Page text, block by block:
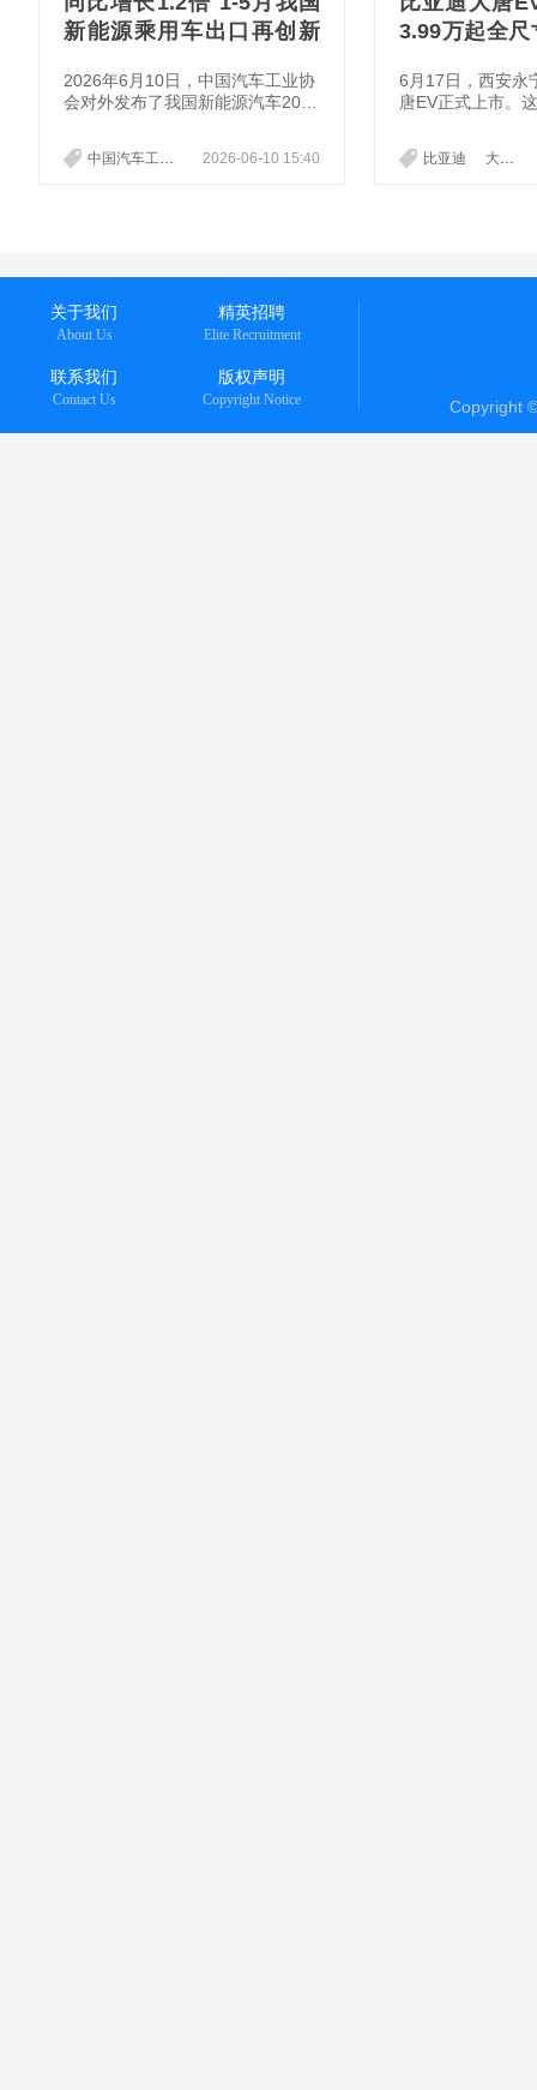
新能源乘用车出口再创新
2026年6月10日，中国汽车工业协
会对外发布了我国新能源汽车2026
新数据。其中，2026年5月，我国
新能源汽车产销分别完成155.4万
80.2万辆，同比分别增长2.5%和3.
2026-06-10 15:40
中国汽车工业协会 新能源汽车 产销最新数据
3.99万起全
6月17日，西安永
唐EV正式上市。
元，一口气甩出
面看是一次常规
比亚迪 大唐EV
关于我们
About Us
精英招聘
Elite Recruitment
联系我们
Contact Us
版权声明
Copyright Notice Copyright